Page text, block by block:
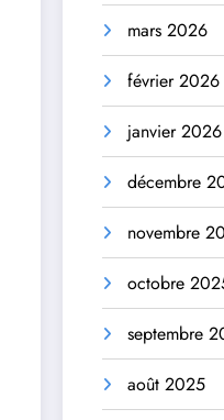
mars 2026
février 2026
janvier 2026
décembre
novembre
octobre
septembre
août 2025